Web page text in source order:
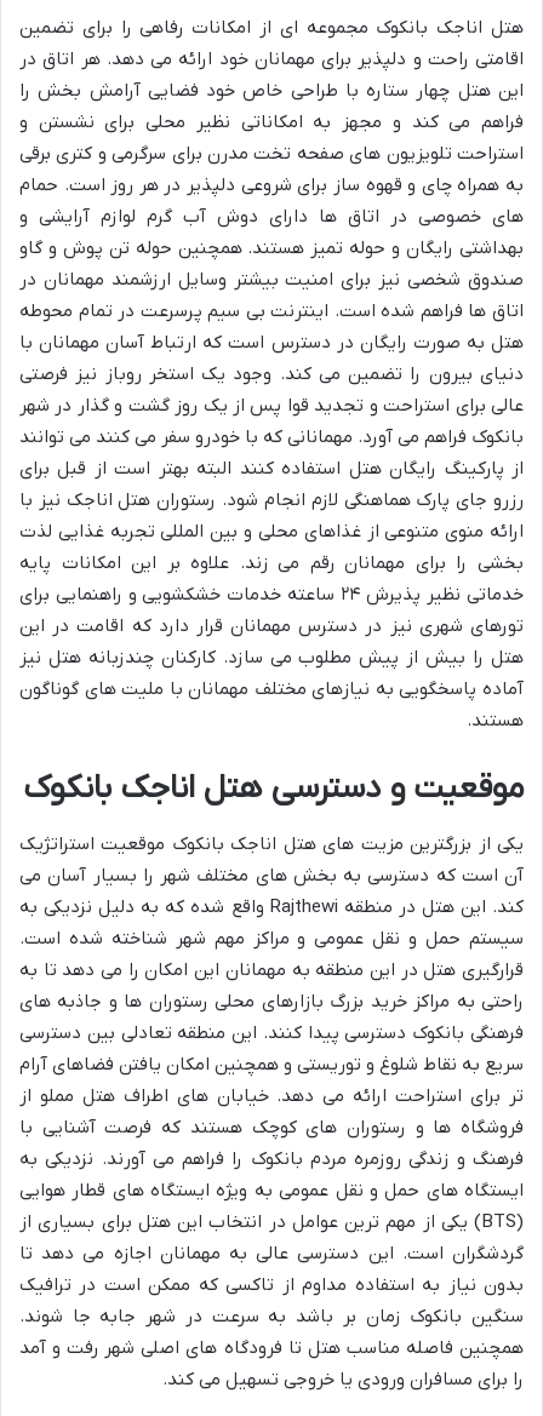
هتل اناجک بانکوک مجموعه ای از امکانات رفاهی را برای تضمین
اقامتی راحت و دلپذیر برای مهمانان خود ارائه می دهد. هر اتاق در
این هتل چهار ستاره با طراحی خاص خود فضایی آرامش بخش را
فراهم می کند و مجهز به امکاناتی نظیر محلی برای نشستن و
استراحت تلویزیون های صفحه تخت مدرن برای سرگرمی و کتری برقی
به همراه چای و قهوه ساز برای شروعی دلپذیر در هر روز است. حمام
های خصوصی در اتاق ها دارای دوش آب گرم لوازم آرایشی و
بهداشتی رایگان و حوله تمیز هستند. همچنین حوله تن پوش و گاو
صندوق شخصی نیز برای امنیت بیشتر وسایل ارزشمند مهمانان در
اتاق ها فراهم شده است. اینترنت بی سیم پرسرعت در تمام محوطه
هتل به صورت رایگان در دسترس است که ارتباط آسان مهمانان با
دنیای بیرون را تضمین می کند. وجود یک استخر روباز نیز فرصتی
عالی برای استراحت و تجدید قوا پس از یک روز گشت و گذار در شهر
بانکوک فراهم می آورد. مهمانانی که با خودرو سفر می کنند می توانند
از پارکینگ رایگان هتل استفاده کنند البته بهتر است از قبل برای
رزرو جای پارک هماهنگی لازم انجام شود. رستوران هتل اناجک نیز با
ارائه منوی متنوعی از غذاهای محلی و بین المللی تجربه غذایی لذت
بخشی را برای مهمانان رقم می زند. علاوه بر این امکانات پایه
خدماتی نظیر پذیرش ۲۴ ساعته خدمات خشکشویی و راهنمایی برای
تورهای شهری نیز در دسترس مهمانان قرار دارد که اقامت در این
هتل را بیش از پیش مطلوب می سازد. کارکنان چندزبانه هتل نیز
آماده پاسخگویی به نیازهای مختلف مهمانان با ملیت های گوناگون
هستند.
موقعیت و دسترسی هتل اناجک بانکوک
یکی از بزرگترین مزیت های هتل اناجک بانکوک موقعیت استراتژیک
آن است که دسترسی به بخش های مختلف شهر را بسیار آسان می
کند. این هتل در منطقه Rajthewi واقع شده که به دلیل نزدیکی به
سیستم حمل و نقل عمومی و مراکز مهم شهر شناخته شده است.
قرارگیری هتل در این منطقه به مهمانان این امکان را می دهد تا به
راحتی به مراکز خرید بزرگ بازارهای محلی رستوران ها و جاذبه های
فرهنگی بانکوک دسترسی پیدا کنند. این منطقه تعادلی بین دسترسی
سریع به نقاط شلوغ و توریستی و همچنین امکان یافتن فضاهای آرام
تر برای استراحت ارائه می دهد. خیابان های اطراف هتل مملو از
فروشگاه ها و رستوران های کوچک هستند که فرصت آشنایی با
فرهنگ و زندگی روزمره مردم بانکوک را فراهم می آورند. نزدیکی به
ایستگاه های حمل و نقل عمومی به ویژه ایستگاه های قطار هوایی
(BTS) یکی از مهم ترین عوامل در انتخاب این هتل برای بسیاری از
گردشگران است. این دسترسی عالی به مهمانان اجازه می دهد تا
بدون نیاز به استفاده مداوم از تاکسی که ممکن است در ترافیک
سنگین بانکوک زمان بر باشد به سرعت در شهر جابه جا شوند.
همچنین فاصله مناسب هتل تا فرودگاه های اصلی شهر رفت و آمد
را برای مسافران ورودی یا خروجی تسهیل می کند.